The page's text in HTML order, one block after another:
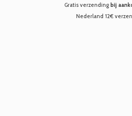
Gratis verzending bij
Nederland 12€